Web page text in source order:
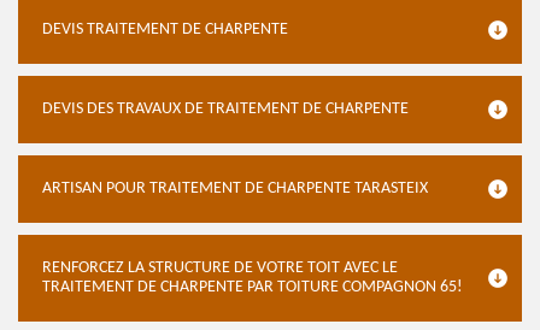
DEVIS TRAITEMENT DE CHARPENTE
DEVIS DES TRAVAUX DE TRAITEMENT DE CHARPENTE
ARTISAN POUR TRAITEMENT DE CHARPENTE TARASTEIX
RENFORCEZ LA STRUCTURE DE VOTRE TOIT AVEC LE
TRAITEMENT DE CHARPENTE PAR TOITURE COMPAGNON 65!